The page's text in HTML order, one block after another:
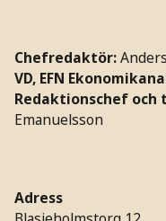
Chefredaktör:
VD, EFN
Redaktionschef
Emanuelsson
Adress